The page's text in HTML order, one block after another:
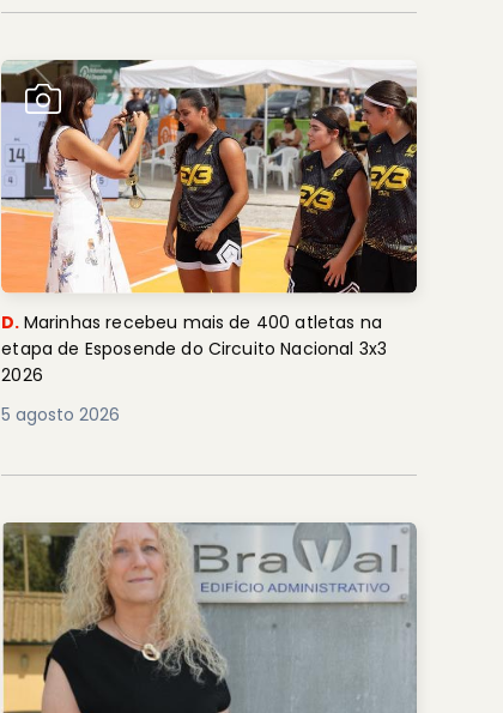
D. Marinhas recebeu mais de 400 atletas na
etapa de Esposende do Circuito Nacional 3x3
2026
5 agosto 2026